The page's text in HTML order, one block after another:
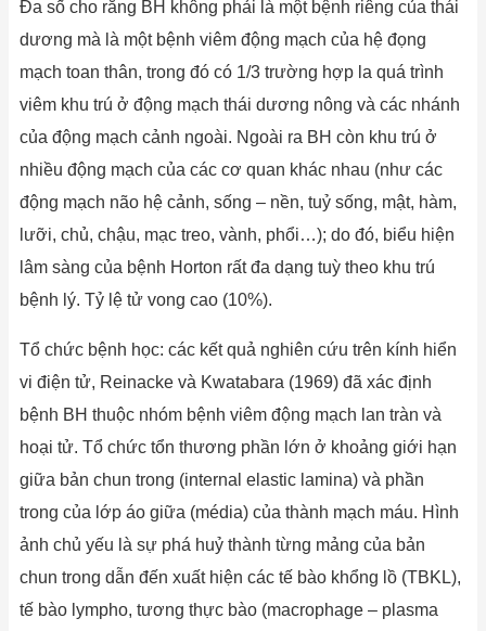
Đa số cho rằng BH không phải là một bệnh riêng của thái
dương mà là một bệnh viêm động mạch của hệ đọng
mạch toan thân, trong đó có 1/3 trường hợp la quá trình
viêm khu trú ở động mạch thái dương nông và các nhánh
của động mạch cảnh ngoài. Ngoài ra BH còn khu trú ở
nhiều động mạch của các cơ quan khác nhau (như các
động mạch não hệ cảnh, sống – nền, tuỷ sống, mật, hàm,
lưỡi, chủ, chậu, mạc treo, vành, phổi…); do đó, biểu hiện
lâm sàng của bệnh Horton rất đa dạng tuỳ theo khu trú
bệnh lý. Tỷ lệ tử vong cao (10%).
Tổ chức bệnh học: các kết quả nghiên cứu trên kính hiển
vi điện tử, Reinacke và Kwatabara (1969) đã xác định
bệnh BH thuộc nhóm bệnh viêm động mạch lan tràn và
hoại tử. Tổ chức tổn thương phần lớn ở khoảng giới hạn
giữa bản chun trong (internal elastic lamina) và phần
trong của lớp áo giữa (média) của thành mạch máu. Hình
ảnh chủ yếu là sự phá huỷ thành từng mảng của bản
chun trong dẫn đến xuất hiện các tế bào khổng lồ (TBKL),
tế bào lympho, tương thực bào (macrophage – plasma